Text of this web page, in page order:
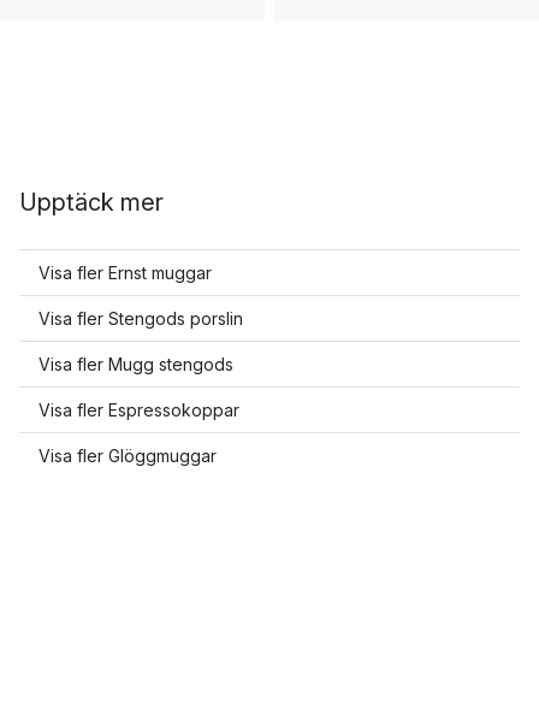
Upptäck mer
Visa fler Ernst muggar
Visa fler Stengods porslin
Visa fler Mugg stengods
Visa fler Espressokoppar
Visa fler Glöggmuggar